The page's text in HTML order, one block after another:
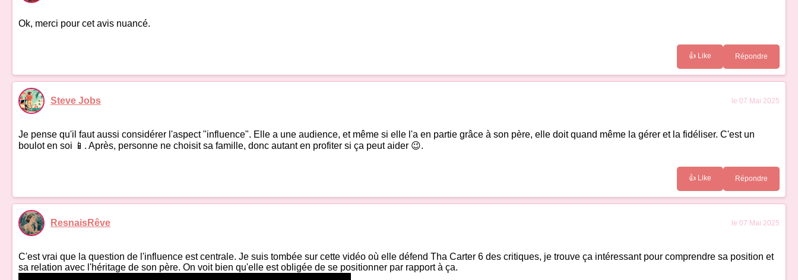
Ok, merci pour cet avis nuancé.
👍 Like Répondre
Steve Jobs le 07 Mai 2025
Je pense qu'il faut aussi considérer l'aspect "influence". Elle a une audience, et même si elle l'a en partie grâce à son père, elle doit quand même la gérer et la fidéliser. C'est un
boulot en soi 📱. Après, personne ne choisit sa famille, donc autant en profiter si ça peut aider 😉.
👍 Like Répondre
ResnaisRêve le 07 Mai 2025
C'est vrai que la question de l'influence est centrale. Je suis tombée sur cette vidéo où elle défend Tha Carter 6 des critiques, je trouve ça intéressant pour comprendre sa position et
sa relation avec l'héritage de son père. On voit bien qu'elle est obligée de se positionner par rapport à ça.